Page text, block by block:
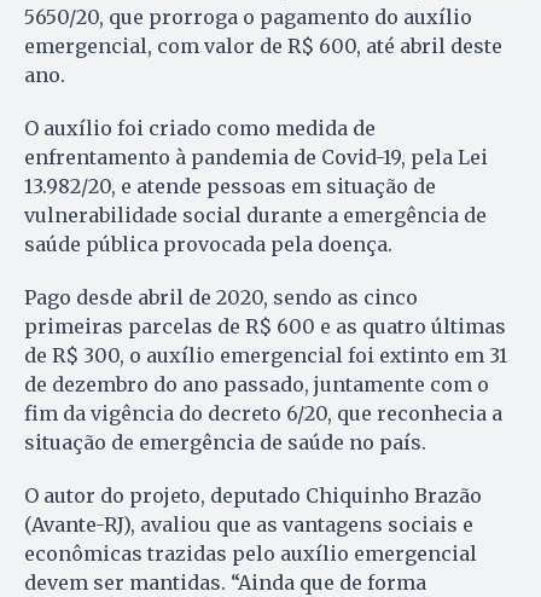
5650/20, que prorroga o pagamento do auxílio
emergencial, com valor de R$ 600, até abril deste
ano.
O auxílio foi criado como medida de
enfrentamento à pandemia de Covid-19, pela Lei
13.982/20, e atende pessoas em situação de
vulnerabilidade social durante a emergência de
saúde pública provocada pela doença.
Pago desde abril de 2020, sendo as cinco
primeiras parcelas de R$ 600 e as quatro últimas
de R$ 300, o auxílio emergencial foi extinto em 31
de dezembro do ano passado, juntamente com o
fim da vigência do decreto 6/20, que reconhecia a
situação de emergência de saúde no país.
O autor do projeto, deputado Chiquinho Brazão
(Avante-RJ), avaliou que as vantagens sociais e
econômicas trazidas pelo auxílio emergencial
devem ser mantidas. “Ainda que de forma